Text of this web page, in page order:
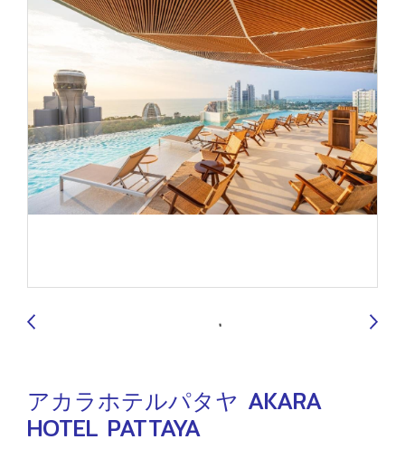
アカラホテルパタヤ AKARA
HOTEL PATTAYA